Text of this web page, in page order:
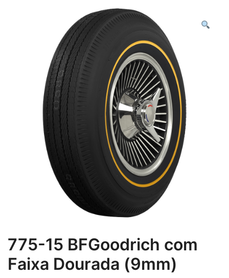
775-15 BFGoodrich com
Faixa Dourada (9mm)